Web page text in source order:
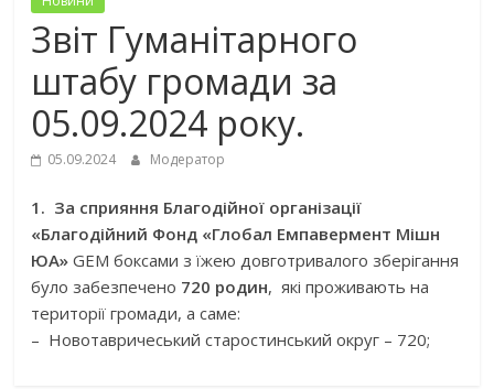
Звіт Гуманітарного
штабу громади за
05.09.2024 року.
05.09.2024 Модератор
1. За сприяння Благодійної організації
«Благодійний Фонд «Глобал Емпавермент Мішн
ЮА»GEM боксами з їжею довготривалого зберігання
було забезпечено 720 родин, які проживають на
території громади, а саме:
– Новотавричеський старостинський округ – 720;